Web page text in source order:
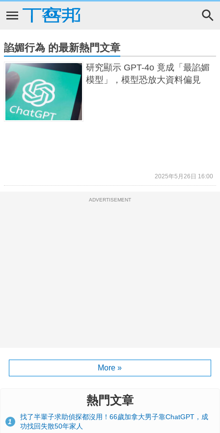
諂媚行為 的最新熱門文章
研究顯示 GPT-4o 竟成「最諂媚
模型」，模型恐放大資料偏見
2025年5月26日 16:00
ADVERTISEMENT
More »
熱門文章
1
找了半輩子求助偵探都沒用！66歲加拿大男子靠ChatGPT，成
功找回失散50年家人